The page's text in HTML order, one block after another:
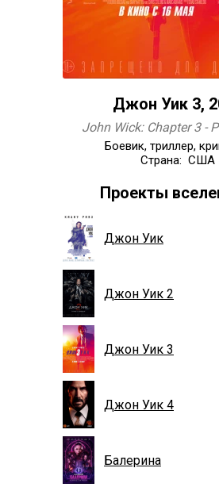
Джон Уик 3,
John Wick: Chapter 3 -
Боевик, триллер,
Страна: США
Проекты
Джон Уик
Джон Уик 2
Джон Уик 3
Джон Уик 4
Балерина